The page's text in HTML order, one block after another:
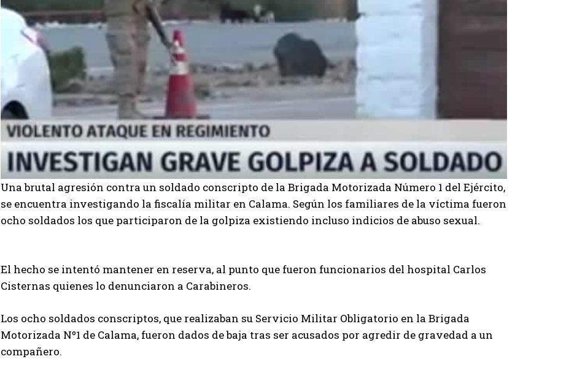
Una brutal agresión contra un soldado conscripto de la Brigada Motorizada Número 1 del Ejército,
se encuentra investigando la fiscalía militar en Calama. Según los familiares de la víctima fueron
ocho soldados los que participaron de la golpiza existiendo incluso indicios de abuso sexual.
El hecho se intentó mantener en reserva, al punto que fueron funcionarios del hospital Carlos
Cisternas quienes lo denunciaron a Carabineros.
Los ocho soldados conscriptos, que realizaban su Servicio Militar Obligatorio en la Brigada
Motorizada Nº1 de Calama, fueron dados de baja tras ser acusados por agredir de gravedad a un
compañero.